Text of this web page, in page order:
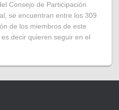
Consejo de Participación
se encuentran entre los 309
de los miembros de este
decir quieren seguir en el